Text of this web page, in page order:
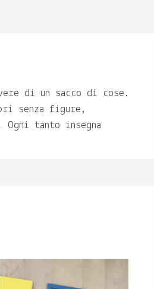
di un sacco di cose.
senza figure,
tanto insegna